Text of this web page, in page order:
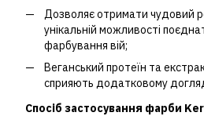
Дозволяє отримати чудовий
унікальній можливості
фарбування вій;
Веганський протеїн та
сприяють додатковому
Спосіб застосування фарби